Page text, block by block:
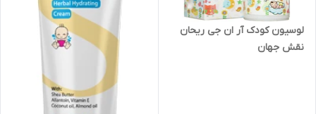
لوسیون کودک آر ان جی ریحان
نقش جهان